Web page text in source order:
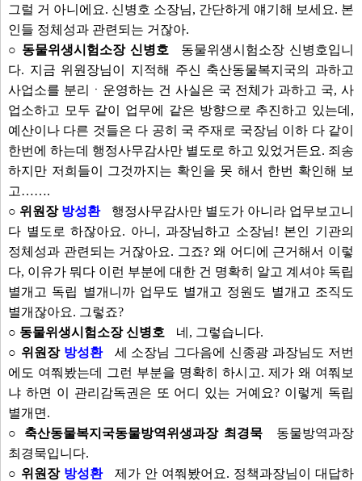
그럴 거 아니에요. 신병호 소장님, 간단하게 얘기해 보세요. 본
인들 정체성과 관련되는 거잖아.
○ 동물위생시험소장 신병호
동물위생시험소장 신병호입니
다. 지금 위원장님이 지적해 주신 축산동물복지국의 과하고
사업소를 분리ㆍ운영하는 건 사실은 국 전체가 과하고 국, 사
업소하고 모두 같이 업무에 같은 방향으로 추진하고 있는데,
예산이나 다른 것들은 다 공히 국 주재로 국장님 이하 다 같이
한번에 하는데 행정사무감사만 별도로 하고 있었거든요. 죄송
하지만 저희들이 그것까지는 확인을 못 해서 한번 확인해 보
고…….
○ 위원장 방성환
행정사무감사만 별도가 아니라 업무보고니
다 별도로 하잖아요. 아니, 과장님하고 소장님! 본인 기관의
정체성과 관련되는 거잖아요. 그죠? 왜 어디에 근거해서 이렇
다, 이유가 뭐다 이런 부분에 대한 건 명확히 알고 계셔야 독립
별개고 독립 별개니까 업무도 별개고 정원도 별개고 조직도
별개잖아요. 그렇죠?
○ 동물위생시험소장 신병호
네, 그렇습니다.
○ 위원장 방성환
세 소장님 그다음에 신종광 과장님도 저번
에도 여쭤봤는데 그런 부분을 명확히 하시고. 제가 왜 여쭤보
냐 하면 이 관리감독권은 또 어디 있는 거예요? 이렇게 독립
별개면.
○ 축산동물복지국동물방역위생과장 최경묵
동물방역과장
최경묵입니다.
○ 위원장 방성환
제가 안 여쭤봤어요. 정책과장님이 대답하